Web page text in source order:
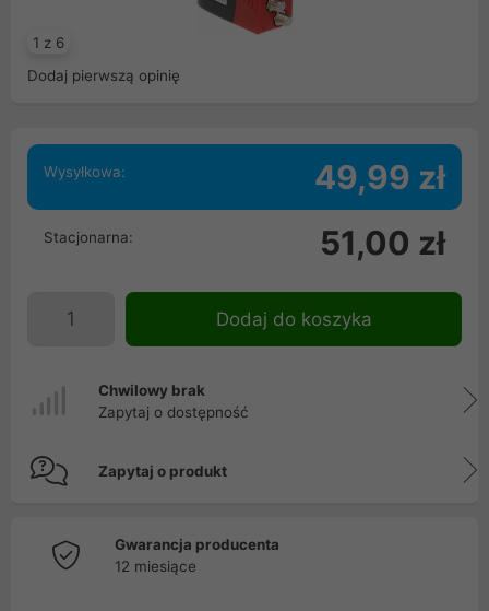
1 z 6
Dodaj pierwszą opinię
Wysyłkowa: 49,99 zł
Stacjonarna: 51,00 zł
Dodaj do koszyka
Chwilowy brak
Zapytaj o dostępność
Zapytaj o produkt
Gwarancja producenta
12 miesiące